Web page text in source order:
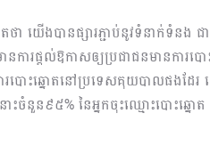
ា យើងបានផ្សារភ្ជាប់នូវទំនាក់ទំនង
ារផ្ដល់ឱកាសឲ្យប្រជាជនមានការប
បោះឆ្នោតនៅប្រទេសគុយបាលផងដែរ
ះចំនួន៩៥% នៃអ្នកចុះឈ្មោះបោះឆ្ន